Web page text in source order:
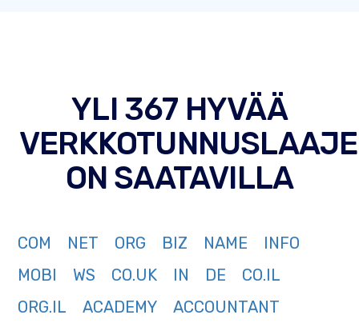
YLI 367 HYVÄÄ
ON SAATAVILLA
COM NET ORG BIZ NAME
INFO
MOBI
WS CO.UK IN DE
CO.IL
ORG.IL
ACADEMY
ACCOUNTANT